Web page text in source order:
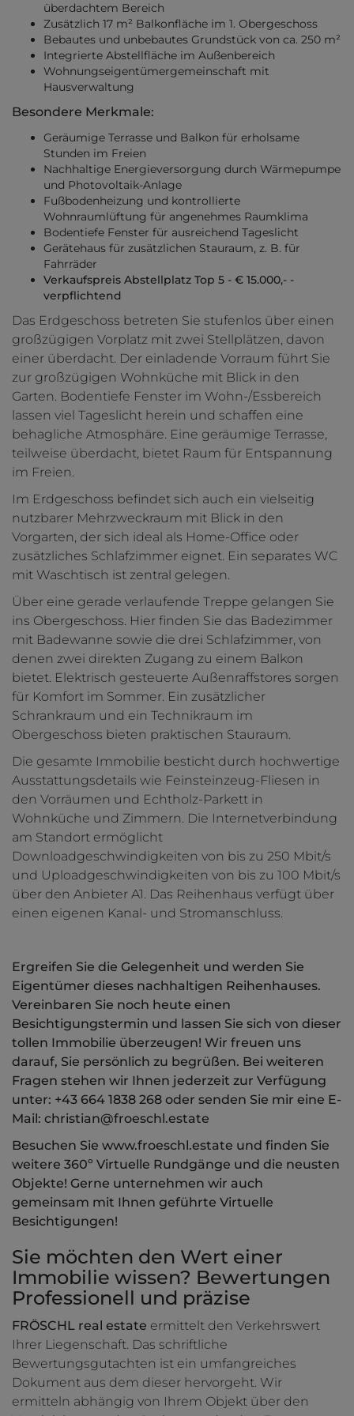
überdachtem Bereich
Zusätzlich 17 m² Balkonfläche im 1. Obergeschoss
Bebautes und unbebautes Grundstück von ca. 250 m²
Integrierte Abstellfläche im Außenbereich
Wohnungseigentümergemeinschaft mit
Hausverwaltung
Besondere Merkmale:
Geräumige Terrasse und Balkon für erholsame
Stunden im Freien
Nachhaltige Energieversorgung durch Wärmepumpe
und Photovoltaik-Anlage
Fußbodenheizung und kontrollierte
Wohnraumlüftung für angenehmes Raumklima
Bodentiefe Fenster für ausreichend Tageslicht
Gerätehaus für zusätzlichen Stauraum, z. B. für
Fahrräder
Verkaufspreis Abstellplatz Top 5 - € 15.000,- -
verpflichtend
Das Erdgeschoss betreten Sie stufenlos über einen
großzügigen Vorplatz mit zwei Stellplätzen, davon
einer überdacht. Der einladende Vorraum führt Sie
zur großzügigen Wohnküche mit Blick in den
Garten. Bodentiefe Fenster im Wohn-/Essbereich
lassen viel Tageslicht herein und schaffen eine
behagliche Atmosphäre. Eine geräumige Terrasse,
teilweise überdacht, bietet Raum für Entspannung
im Freien.
Im Erdgeschoss befindet sich auch ein vielseitig
nutzbarer Mehrzweckraum mit Blick in den
Vorgarten, der sich ideal als Home-Office oder
zusätzliches Schlafzimmer eignet. Ein separates WC
mit Waschtisch ist zentral gelegen.
Über eine gerade verlaufende Treppe gelangen Sie
ins Obergeschoss. Hier finden Sie das Badezimmer
mit Badewanne sowie die drei Schlafzimmer, von
denen zwei direkten Zugang zu einem Balkon
bietet. Elektrisch gesteuerte Außenraffstores sorgen
für Komfort im Sommer. Ein zusätzlicher
Schrankraum und ein Technikraum im
Obergeschoss bieten praktischen Stauraum.
Die gesamte Immobilie besticht durch hochwertige
Ausstattungsdetails wie Feinsteinzeug-Fliesen in
den Vorräumen und Echtholz-Parkett in
Wohnküche und Zimmern. Die Internetverbindung
am Standort ermöglicht
Downloadgeschwindigkeiten von bis zu 250 Mbit/s
und Uploadgeschwindigkeiten von bis zu 100 Mbit/s
über den Anbieter A1. Das Reihenhaus verfügt über
einen eigenen Kanal- und Stromanschluss.
Ergreifen Sie die Gelegenheit und werden Sie
Eigentümer dieses nachhaltigen Reihenhauses.
Vereinbaren Sie noch heute einen
Besichtigungstermin und lassen Sie sich von dieser
tollen Immobilie überzeugen! Wir freuen uns
darauf, Sie persönlich zu begrüßen. Bei weiteren
Fragen stehen wir Ihnen jederzeit zur Verfügung
unter: +43 664 1838 268 oder senden Sie mir eine E-
Mail: christian@froeschl.estate
Besuchen Sie www.froeschl.estate und finden Sie
weitere 360º Virtuelle Rundgänge und die neusten
Objekte! Gerne unternehmen wir auch
gemeinsam mit Ihnen geführte Virtuelle
Besichtigungen!
Sie möchten den Wert einer
Immobilie wissen? Bewertungen
Professionell und präzise
FRÖSCHL real estate ermittelt den Verkehrswert
Ihrer Liegenschaft. Das schriftliche
Bewertungsgutachten ist ein umfangreiches
Dokument aus dem dieser hervorgeht. Wir
ermitteln abhängig von Ihrem Objekt über den